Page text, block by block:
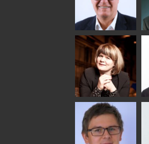
Uwe Risle
INSULATING GLASS
TECHNOLOGY -
GLASTON
Anna
Holmqvist
GLASTON